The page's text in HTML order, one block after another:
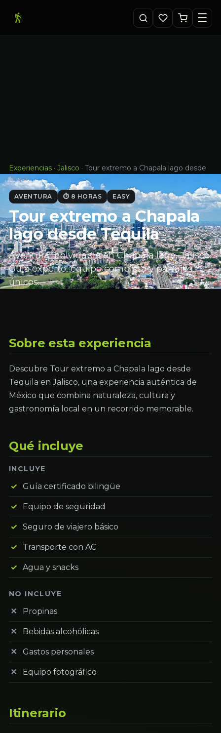
Experiencias · Jalisco · Tour extremo a Chapala lago desde
Tequil…
AVENTURA ⏱ 8 HORAS EASY
Tour extremo a Chapala
lago desde Tequila
Aventura inolvidable en Chapala lago, Jalisco.
Guía experto, equipo completo y paisajes
únicos.
Sobre esta experiencia
Descubre Tour extremo a Chapala lago desde
Tequila en Jalisco, una experiencia auténtica de
México que combina naturaleza, cultura y
gastronomía local en un recorrido memorable.
Qué incluye
INCLUYE
Guía certificado bilingüe
Equipo de seguridad
Seguro de viajero básico
Transporte con AC
Agua y snacks
NO INCLUYE
Propinas
Bebidas alcohólicas
Gastos personales
Equipo fotográfico
Itinerario